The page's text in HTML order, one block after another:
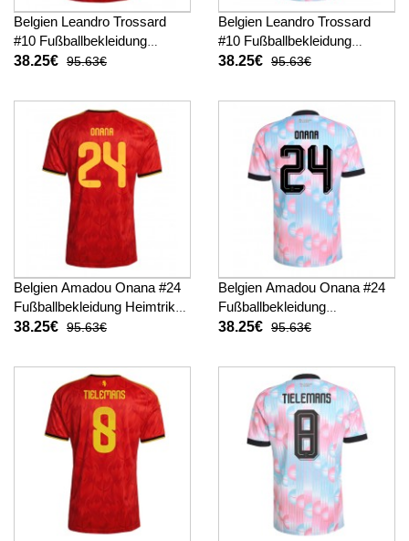
Belgien Leandro Trossard
#10 Fußballbekleidung
Heimtrikot WM 2026
38.25€ 95.63€
Belgien Leandro Trossard
#10 Fußballbekleidung
Auswärtstrikot WM 2026
38.25€ 95.63€
Belgien Amadou Onana #24
Fußballbekleidung Heimtrikot
WM 2026 Kurzarm
38.25€ 95.63€
Belgien Amadou Onana #24
Fußballbekleidung
Auswärtstrikot WM 2026
38.25€ 95.63€